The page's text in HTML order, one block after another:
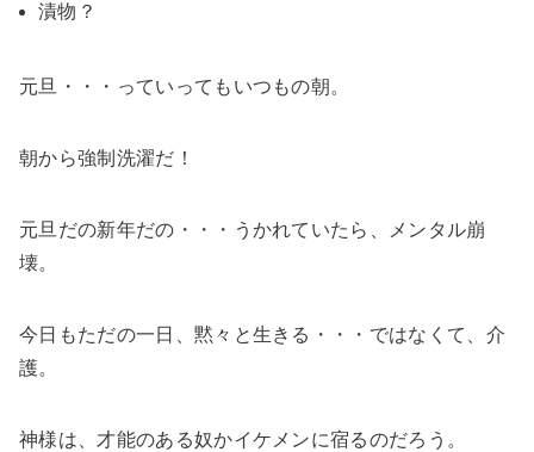
漬物？
元旦・・・っていってもいつもの朝。
朝から強制洗濯だ！
元旦だの新年だの・・・うかれていたら、メンタル崩
壊。
今日もただの一日、黙々と生きる・・・ではなくて、介
護。
神様は、才能のある奴かイケメンに宿るのだろう。